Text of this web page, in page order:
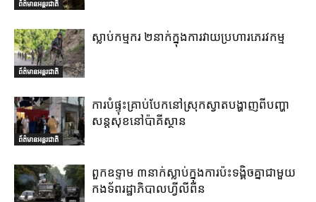
ព័ត៌មានអន្តរជាតិ
ព័ត៌មានអន្តរជាតិ
ស្លាប់កម្មករ ២នាក់ក្នុងការវាយប្រហារភេរវកម្ម
ព័ត៌មានអន្តរជាតិ
ការបំផ្ទុះគ្រាប់បែកនៅស្រុកស្វាតបង្ហាញពីបញ្ហា
សន្តសុខនៅប៉ាគីស្ថាន
ពួកឧទ្ទាម ៣នាក់ស្លាប់ក្នុងការប៉ះទង្គិចគ្នាជាមួយ
កងទ័ពរដ្ឋាភិបាលហ្វីលីពីន